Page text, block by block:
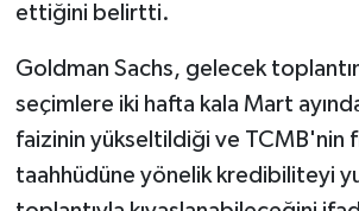
ettiğini belirtti.
Goldman Sachs, gelecek
seçimlere iki hafta kala Mart
faizinin yükseltildiği ve TCMB'nin
taahhüdüne yönelik kredibiliteyi